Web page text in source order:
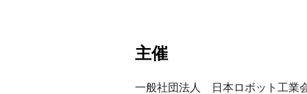
主催
一般社団法人 日本ロボット工業